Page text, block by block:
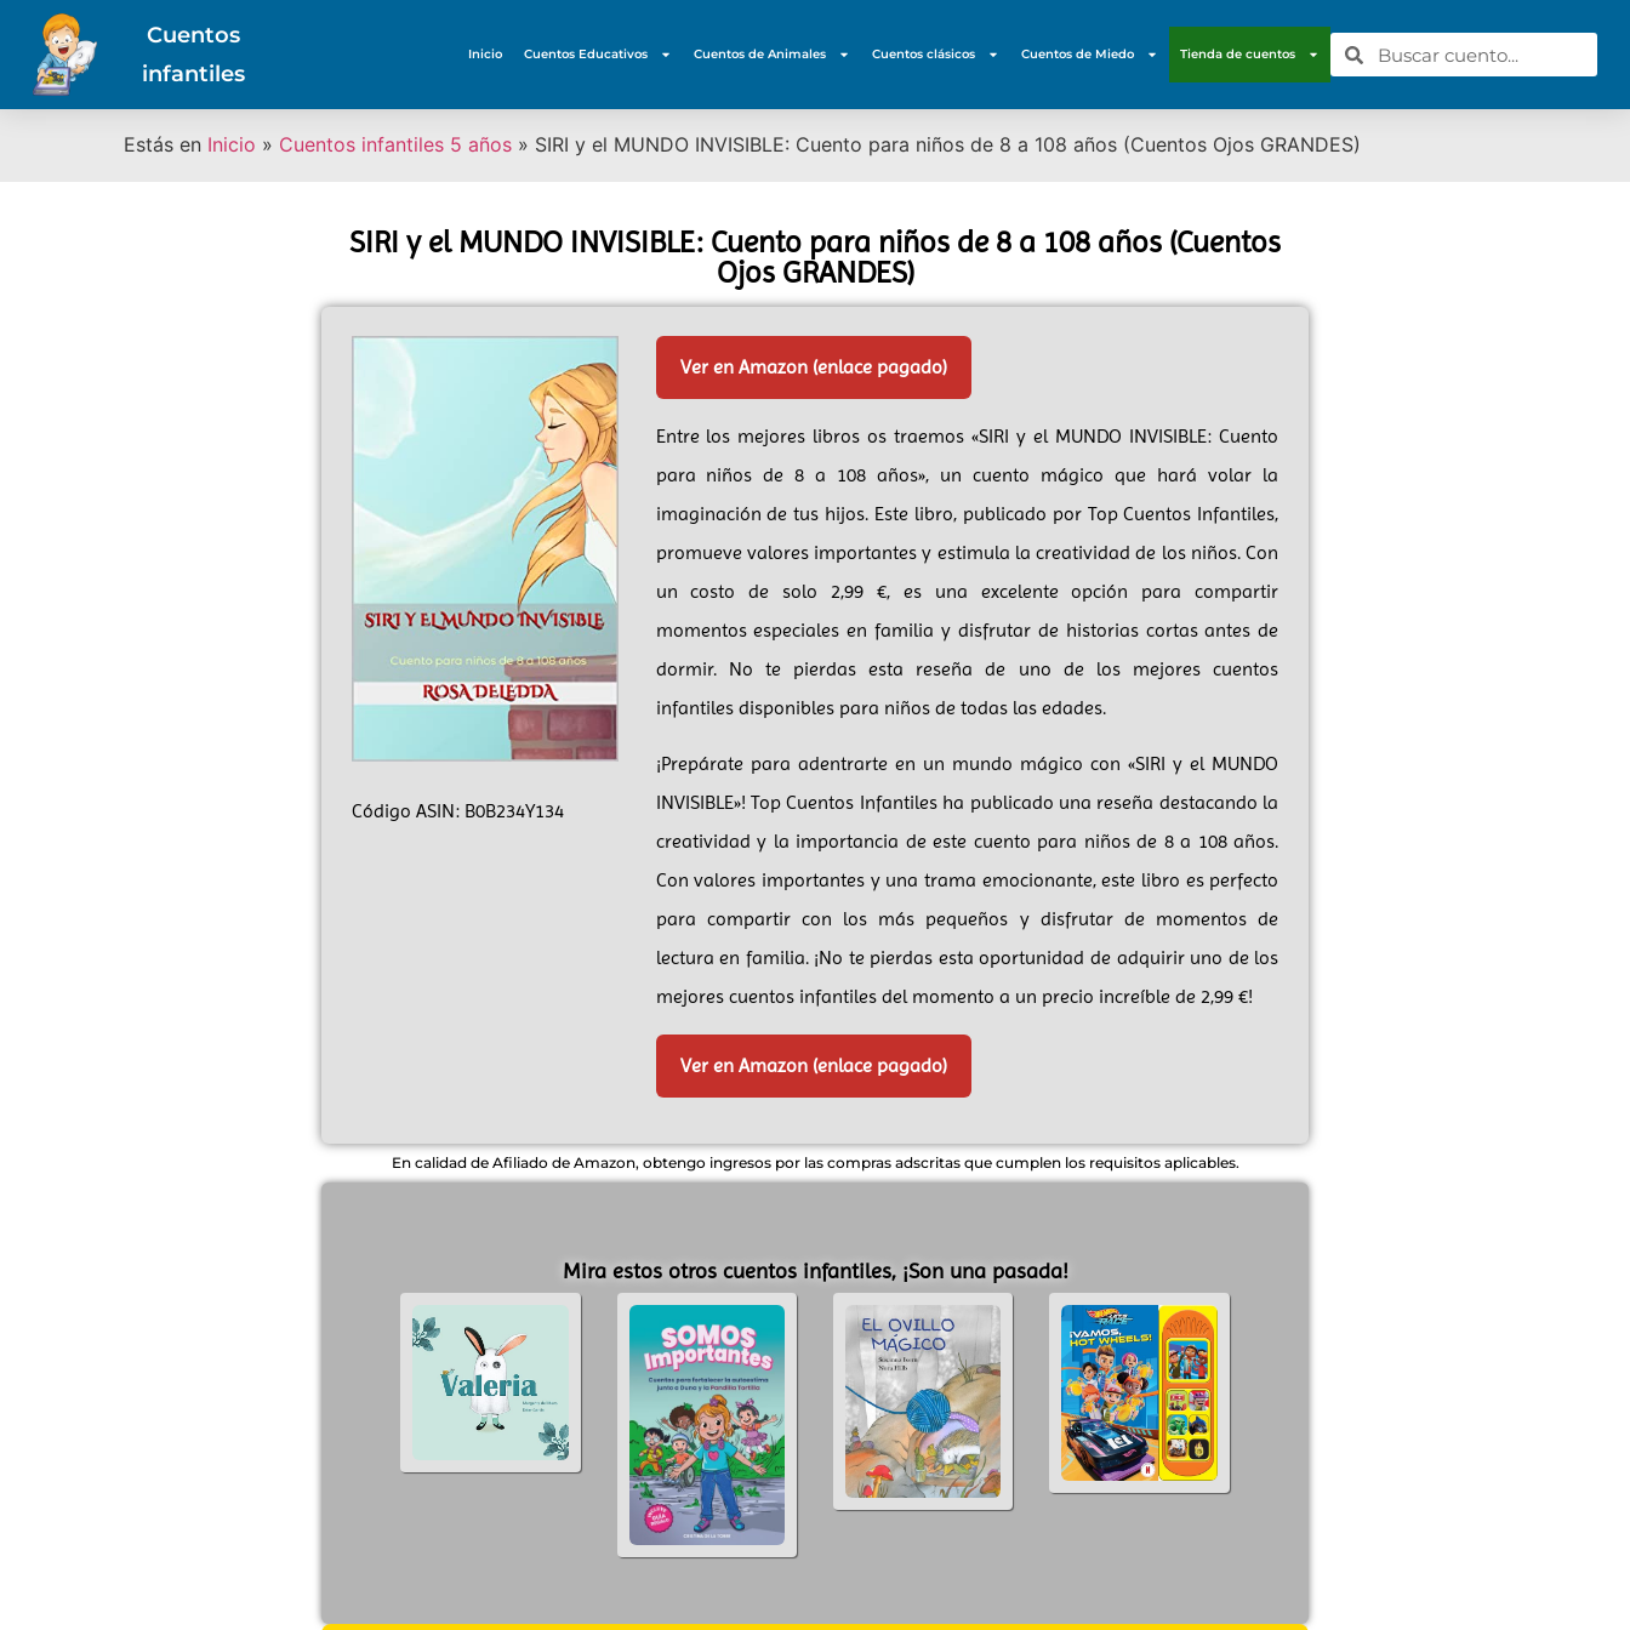
Cuentos
infantiles
Inicio Cuentos Educativos Cuentos de Animales Cuentos clásicos Cuentos de Miedo Tienda de cuentos
Estás en Inicio » Cuentos infantiles 5 años » SIRI y el MUNDO INVISIBLE: Cuento para niños de 8 a 108 años (Cuentos Ojos GRANDES)
SIRI y el MUNDO INVISIBLE: Cuento para niños de 8 a 108 años (Cuentos
Ojos GRANDES)
Código ASIN: B0B234Y134
Ver en Amazon (enlace pagado)
Entre los mejores libros os traemos «SIRI y el MUNDO INVISIBLE: Cuento
para niños de 8 a 108 años», un cuento mágico que hará volar la
imaginación de tus hijos. Este libro, publicado por Top Cuentos Infantiles,
promueve valores importantes y estimula la creatividad de los niños. Con
un costo de solo 2,99 €, es una excelente opción para compartir
momentos especiales en familia y disfrutar de historias cortas antes de
dormir. No te pierdas esta reseña de uno de los mejores cuentos
infantiles disponibles para niños de todas las edades.
¡Prepárate para adentrarte en un mundo mágico con «SIRI y el MUNDO
INVISIBLE»! Top Cuentos Infantiles ha publicado una reseña destacando la
creatividad y la importancia de este cuento para niños de 8 a 108 años.
Con valores importantes y una trama emocionante, este libro es perfecto
para compartir con los más pequeños y disfrutar de momentos de
lectura en familia. ¡No te pierdas esta oportunidad de adquirir uno de los
mejores cuentos infantiles del momento a un precio increíble de 2,99 €!
Ver en Amazon (enlace pagado)
En calidad de Afiliado de Amazon, obtengo ingresos por las compras adscritas que cumplen los requisitos aplicables.
Mira estos otros cuentos infantiles, ¡Son una pasada!